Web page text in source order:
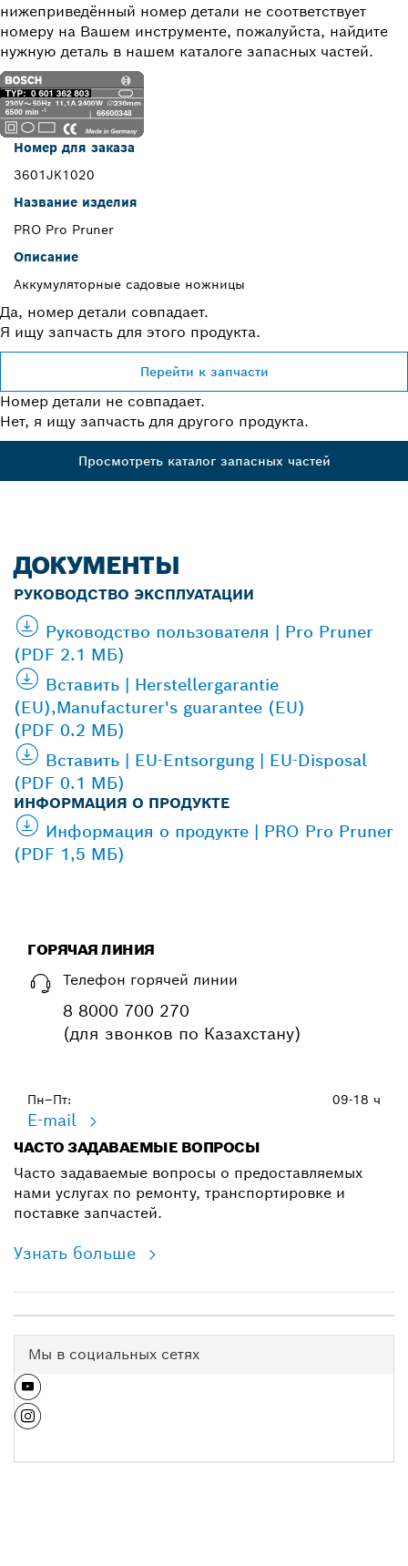
нижеприведённый номер детали не соответствует
номеру на Вашем инструменте, пожалуйста, найдите
нужную деталь в нашем каталоге запасных частей.
Номер для заказа
3601JK1020
Название изделия
PRO Pro Pruner
Описание
Аккумуляторные садовые ножницы
Да, номер детали совпадает.
Я ищу запчасть для этого продукта.
Перейти к запчасти
Номер детали не совпадает.
Нет, я ищу запчасть для другого продукта.
Просмотреть каталог запасных частей
ДОКУМЕНТЫ
РУКОВОДСТВО ЭКСПЛУАТАЦИИ
Руководство пользователя | Pro Pruner
(PDF 2.1 МБ)
Вставить | Herstellergarantie
(EU),Manufacturer's guarantee (EU)
(PDF 0.2 МБ)
Вставить | EU-Entsorgung | EU-Disposal
(PDF 0.1 МБ)
ИНФОРМАЦИЯ О ПРОДУКТЕ
Информация о продукте | PRO Pro Pruner
(PDF 1,5 МБ)
ГОРЯЧАЯ ЛИНИЯ
Телефон горячей линии
8 8000 700 270
(для звонков по Казахстану)
Пн–Пт: 09-18 ч
E-mail
ЧАСТО ЗАДАВАЕМЫЕ ВОПРОСЫ
Часто задаваемые вопросы о предоставляемых
нами услугах по ремонту, транспортировке и
поставке запчастей.
Узнать больше
Мы в социальных сетях